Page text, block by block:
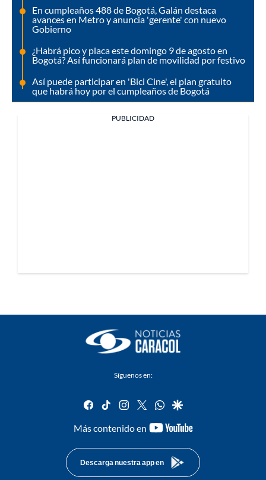
En cumpleaños 488 de Bogotá, Galán destaca
avances en Metro y anuncia 'gerente' con nuevo
Gobierno
¿Habrá pico y placa este domingo 9 de agosto en
Bogotá? Así funcionará plan de movilidad por festivo
Así puede participar en 'Bici Cine', el plan gratuito
que habrá hoy por el cumpleaños de Bogotá
PUBLICIDAD
Síguenos en:
facebook
tiktok instagram
twitterwhatsapp
google
Más contenido en
youtube-
Descarga nuestra app en